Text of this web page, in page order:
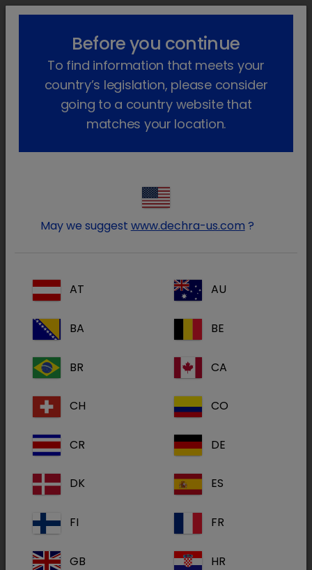
lock_outline search menu
Notícias
SPECIFIC Embalagens Recicláveis
A SPECIFIC tem o orgulho de
comunicar que todos os seus
alimentos secos vêm agora em
Em 2020, introduzimos embalagens recicláveis
para os nossos alimentos secos, tornando-nos
uma das primeiras marcas de alimentação
para animais de companhia a fazê-lo.
Nessa altura, comprometemo-nos a ter todos
os nossos alimentos secos embalados em
sacos 100% recicláveis até ao final de 2023 -
nosso compromisso 2023.
Before you continue
To find information that meets your
country’s legislation, please consider
going to a country website that
matches your location.
May we suggest www.dechra-us.com ?
AT AU
BA BE
BR CA
CH CO
CR DE
DK ES
FI FR
GB HR